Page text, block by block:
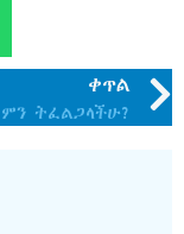
ቀጥል
ምን ትፈልጋላችሁ?